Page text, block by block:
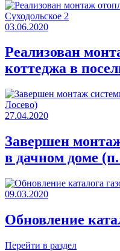
03.06.2020
Реализован
коттеджа в
27.04.2020
Завершен
в дачном доме
09.03.2020
Обновление
Перейти в раздел